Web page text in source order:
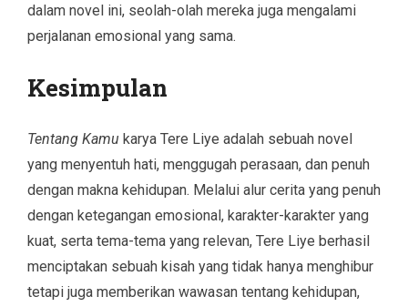
dalam novel ini, seolah-olah mereka juga mengalami
perjalanan emosional yang sama.
Kesimpulan
Tentang Kamu karya Tere Liye adalah sebuah novel
yang menyentuh hati, menggugah perasaan, dan penuh
dengan makna kehidupan. Melalui alur cerita yang penuh
dengan ketegangan emosional, karakter-karakter yang
kuat, serta tema-tema yang relevan, Tere Liye berhasil
menciptakan sebuah kisah yang tidak hanya menghibur
tetapi juga memberikan wawasan tentang kehidupan,